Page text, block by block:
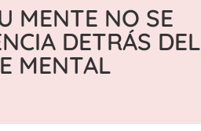
MENTE NO SE
DETRÁS DEL
MENTAL